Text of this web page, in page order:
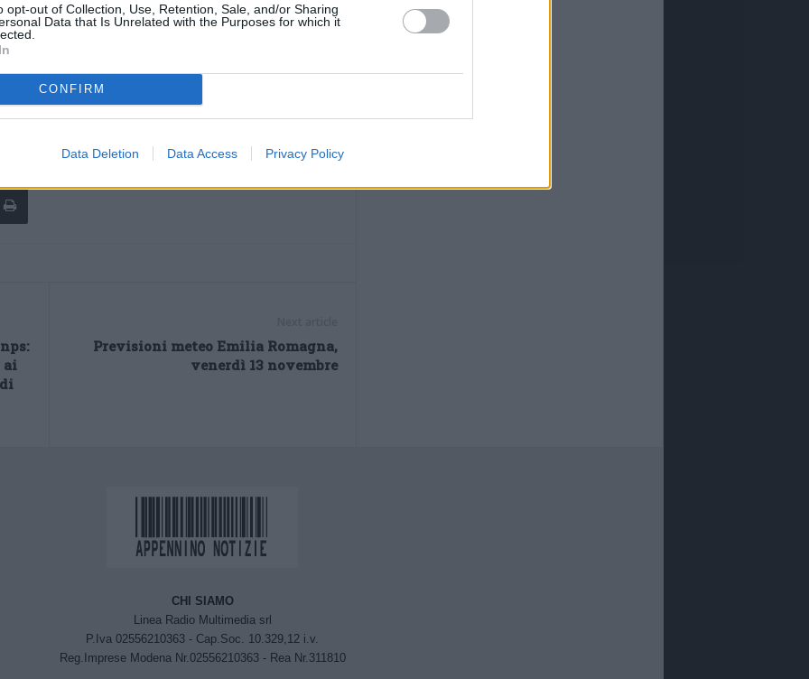
opt-out of Collection, Use, Retention, Sale, and/or Sharing
Data that Is Unrelated with the Purposes for which it
CONFIRM
Data Deletion Data Access Privacy Policy
più ampia azione della Guardia di Finanza contro
proprio ad individuare condotte che, minano il
soprattutto in questa fase così delicata, anche
il Paese.
ai
Previsioni meteo Emilia Romagna,
venerdì 13 novembre
CHI SIAMO
Linea Radio Multimedia srl
P.Iva 02556210363 - Cap.Soc. 10.329,12 i.v.
Reg.Imprese Modena Nr.02556210363 - Rea Nr.311810